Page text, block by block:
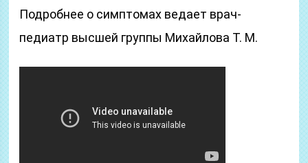
Подробнее о симптомах ведает врач-
педиатр высшей группы Михайлова Т. М.